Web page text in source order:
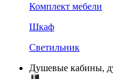
Комплект мебели
Шкаф
Светильник
Душевые кабины,